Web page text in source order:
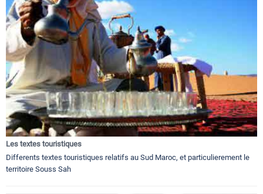
Les textes touristiques
Differents textes touristiques relatifs au Sud Maroc, et particulierement le
territoire Souss Sah